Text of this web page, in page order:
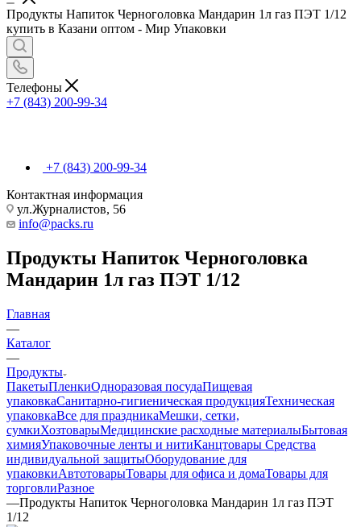
Продукты Напиток Черноголовка Мандарин 1л газ ПЭТ 1/12
купить в Казани оптом - Мир Упаковки
Телефоны
+7 (843) 200-99-34
+7 (843) 200-99-34
Контактная информация
ул.Журналистов, 56
info@packs.ru
Продукты Напиток Черноголовка
Мандарин 1л газ ПЭТ 1/12
Главная
—
Каталог
—
Продукты
ПакетыПленкиОдноразовая посудаПищевая
упаковкаСанитарно-гигиеническая продукцияТехническая
упаковкаВсе для праздникаМешки, сетки,
сумкиХозтоварыМедицинские расходные материалыБытовая
химияУпаковочные ленты и нитиКанцтовары Средства
индивидуальной защитыОборудование для
упаковкиАвтотоварыТовары для офиса и домаТовары для
торговлиРазное
—Продукты Напиток Черноголовка Мандарин 1л газ ПЭТ
1/12